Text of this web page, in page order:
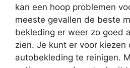
kan een hoop problemen
meeste gevallen de beste
bekleding er weer zo goed
zien. Je kunt er voor kiezen
autobekleding te reinigen.